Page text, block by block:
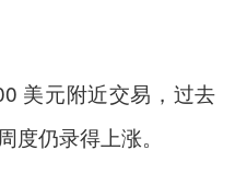
美元附近交易，过去
仍录得上涨。